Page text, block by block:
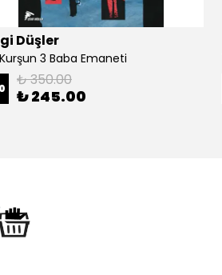
Düşler
3 Baba Emaneti
₺ 350.00
₺ 245.00